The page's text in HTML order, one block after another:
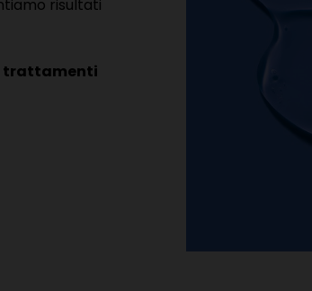
risultati
trattamenti